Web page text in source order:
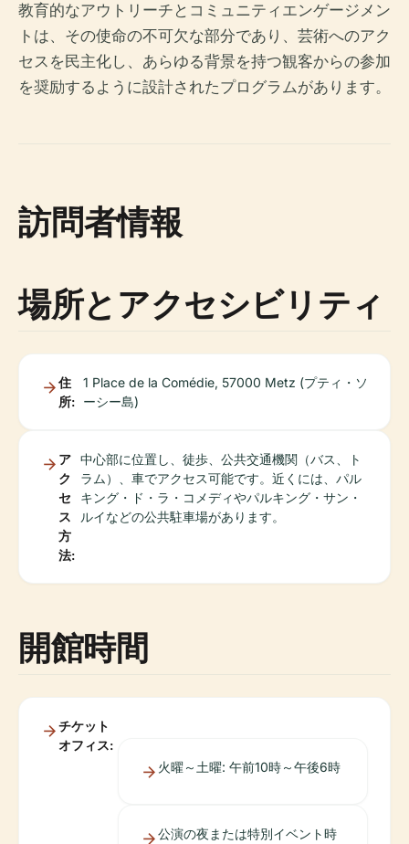
教育的なアウトリーチとコミュニティエンゲージメン
トは、その使命の不可欠な部分であり、芸術へのアク
セスを民主化し、あらゆる背景を持つ観客からの参加
を奨励するように設計されたプログラムがあります。
訪問者情報
場所とアクセシビリティ
住
所:
1 Place de la Comédie, 57000 Metz (プティ・ソ
ーシー島)
ア
ク
セ
ス
方
法:
中心部に位置し、徒歩、公共交通機関（バス、ト
ラム）、車でアクセス可能です。近くには、パル
キング・ド・ラ・コメディやパルキング・サン・
ルイなどの公共駐車場があります。
開館時間
チケット
オフィス:
火曜～土曜: 午前10時～午後6時
公演の夜または特別イベント時